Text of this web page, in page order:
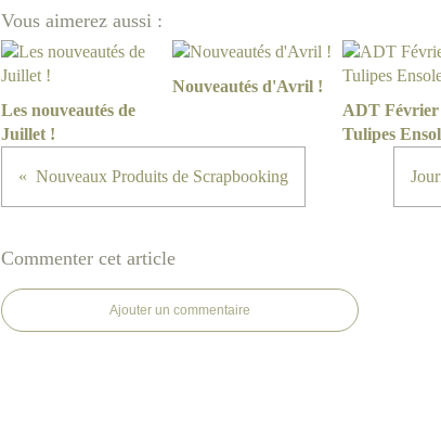
Vous aimerez aussi :
Les nouveautés de
Juillet !
Nouveautés d'Avril !
ADT Février
Tulipes
Nouveaux Produits de Scrapbooking
Commenter cet article
Ajouter un commentaire